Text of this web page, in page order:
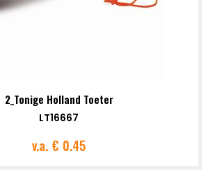
2_Tonige Holland Toeter
LT16667
v.a. € 0.45